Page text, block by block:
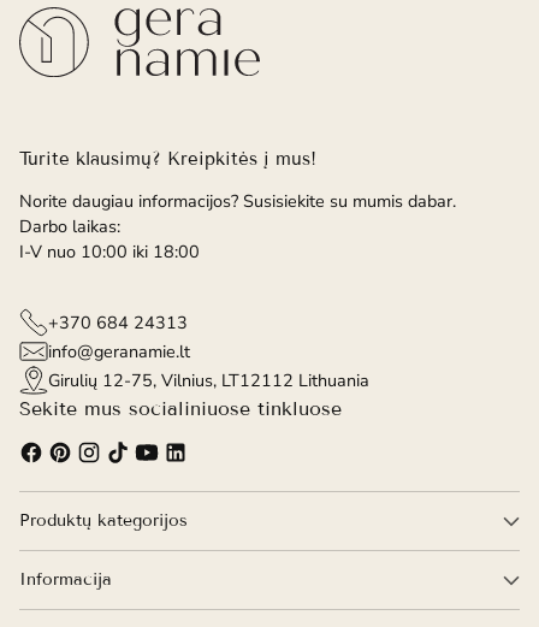
Turite klausimų? Kreipkitės į mus!
Norite daugiau informacijos? Susisiekite su mumis dabar.
Darbo laikas:
I-V nuo 10:00 iki 18:00
+370 684 24313
info@geranamie.lt
Girulių 12-75, Vilnius, LT12112 Lithuania
Sekite mus socialiniuose tinkluose
Produktų kategorijos
Informacija